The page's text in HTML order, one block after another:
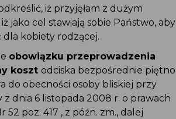
iż przyjęłam z dużym
jako cel stawiają sobie Państwo, aby
dla kobiety rodzącej.
obowiązku przeprowadzenia
kosztodciska bezpośrednie piętno
do obecności osoby bliskiej przy
dnia 6 listopada 2008 r. o prawach
poz. 417 , z późn. zm., dalej